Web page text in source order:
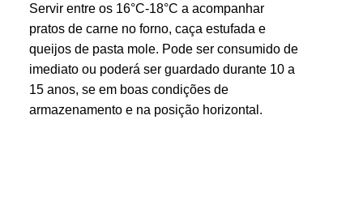
Servir entre os 16°C-18°C a acompanhar
pratos de carne no forno, caça estufada e
queijos de pasta mole. Pode ser consumido de
imediato ou poderá ser guardado durante 10 a
15 anos, se em boas condições de
armazenamento e na posição horizontal.